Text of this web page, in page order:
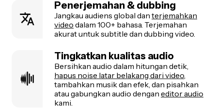
Penerjemahan & dubbing
Jangkau audiens global dan terjemahkan
video dalam 100+ bahasa. Terjemahan
akurat untuk subtitle dan dubbing video.
Tingkatkan kualitas audio
Bersihkan audio dalam hitungan detik,
hapus noise latar belakang dari video
tambahkan musik dan efek, dan pisahkan
atau gabungkan audio dengan editor audio
kami.